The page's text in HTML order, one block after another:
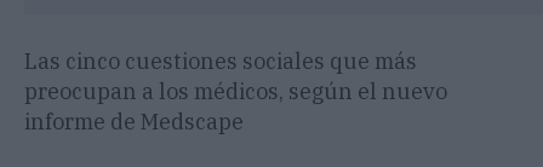
Las cinco cuestiones sociales que más
preocupan a los médicos, según el nuevo
informe de Medscape